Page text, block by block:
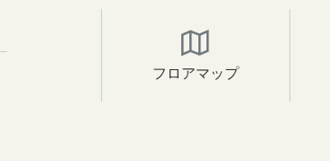
フロアマップ